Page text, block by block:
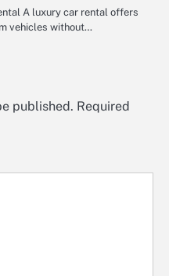
A luxury car rental offers
vehicles without…
published. Required